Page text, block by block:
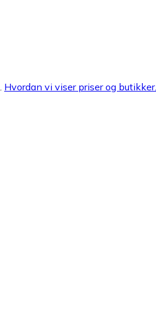
Hvordan vi viser priser og butikker.